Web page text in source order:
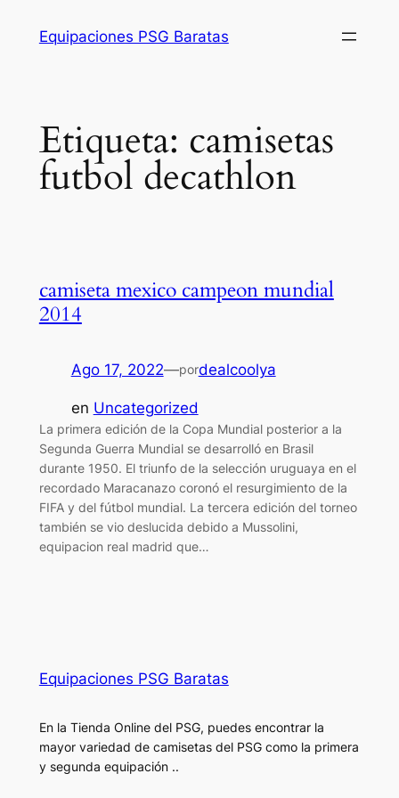
Equipaciones PSG Baratas
Etiqueta: camisetas
futbol decathlon
camiseta mexico campeon mundial
2014
Ago 17, 2022—pordealcoolya
en Uncategorized
La primera edición de la Copa Mundial posterior a la
Segunda Guerra Mundial se desarrolló en Brasil
durante 1950. El triunfo de la selección uruguaya en el
recordado Maracanazo coronó el resurgimiento de la
FIFA y del fútbol mundial. La tercera edición del torneo
también se vio deslucida debido a Mussolini,
equipacion real madrid que…
Equipaciones PSG Baratas
En la Tienda Online del PSG, puedes encontrar la
mayor variedad de camisetas del PSG como la primera
y segunda equipación ..